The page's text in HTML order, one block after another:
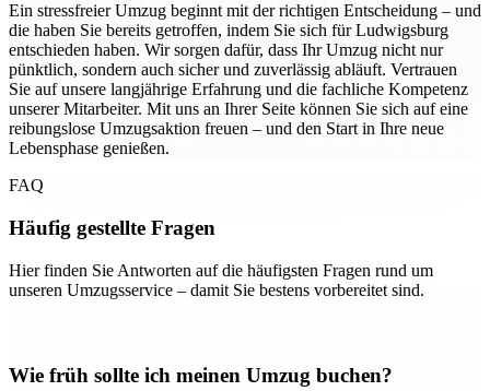
Ein stressfreier Umzug beginnt mit der richtigen Entscheidung – und
die haben Sie bereits getroffen, indem Sie sich für Ludwigsburg
entschieden haben. Wir sorgen dafür, dass Ihr Umzug nicht nur
pünktlich, sondern auch sicher und zuverlässig abläuft. Vertrauen
Sie auf unsere langjährige Erfahrung und die fachliche Kompetenz
unserer Mitarbeiter. Mit uns an Ihrer Seite können Sie sich auf eine
reibungslose Umzugsaktion freuen – und den Start in Ihre neue
Lebensphase genießen.
FAQ
Häufig gestellte Fragen
Hier finden Sie Antworten auf die häufigsten Fragen rund um
unseren Umzugsservice – damit Sie bestens vorbereitet sind.
Wie früh sollte ich meinen Umzug buchen?